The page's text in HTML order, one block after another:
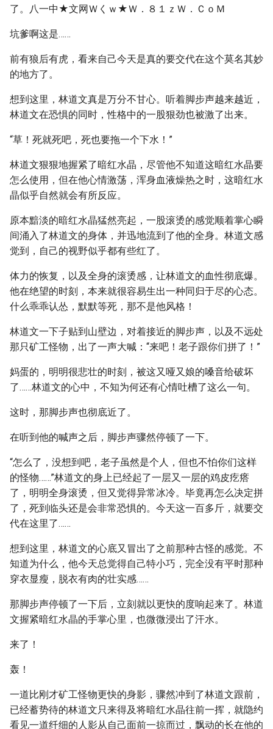
了。八一中★文网Ｗくｗ★Ｗ．８１ｚＷ．ＣｏＭ
坑爹啊这是……
前有狼后有虎，看来自己今天是真的要交代在这个莫名其妙
的地方了。
想到这里，林道文真是万分不甘心。听着脚步声越来越近，
林道文在恐惧的同时，性格中的一股狠劲也被激了出来。
“草！死就死吧，死也要拖一个下水！”
林道文狠狠地握紧了暗红水晶，尽管他不知道这暗红水晶要
怎么使用，但在他心情激荡，浑身血液燥热之时，这暗红水
晶似乎自然就会有所反应。
原本黯淡的暗红水晶猛然亮起，一股滚烫的感觉顺着掌心瞬
间涌入了林道文的身体，并迅地流到了他的全身。林道文感
觉到，自己的视野似乎都有些红了。
体力的恢复，以及全身的滚烫感，让林道文的血性彻底爆。
他在绝望的时刻，本来就很容易生出一种同归于尽的心态。
什么乖乖认怂，默默等死，那不是他风格！
林道文一下子贴到山壁边，对着接近的脚步声，以及不远处
那只矿工怪物，出了一声大喊：“来吧！老子跟你们拼了！”
妈蛋的，明明很悲壮的时刻，被这又哑又娘的嗓音给破坏
了……林道文的心中，不知为何还有心情吐槽了这么一句。
这时，那脚步声也彻底近了。
在听到他的喊声之后，脚步声骤然停顿了一下。
“怎么了，没想到吧，老子虽然是个人，但也不怕你们这样
的怪物……”林道文的身上已经起了一层又一层的鸡皮疙瘩
了，明明全身滚烫，但又觉得异常冰冷。毕竟再怎么决定拼
了，死到临头还是会非常恐惧的。今天这一百多斤，就要交
代在这里了……
想到这里，林道文的心底又冒出了之前那种古怪的感觉。不
知道为什么，他今天总觉得自己特小巧，完全没有平时那种
穿衣显瘦，脱衣有肉的壮实感……
那脚步声停顿了一下后，立刻就以更快的度响起来了。林道
文握紧暗红水晶的手掌心里，也微微浸出了汗水。
来了！
轰！
一道比刚才矿工怪物更快的身影，骤然冲到了林道文跟前，
已经蓄势待的林道文只来得及将暗红水晶往前一挥，就隐约
看见一道纤细的人影从自己面前一掠而过，飘动的长在他的